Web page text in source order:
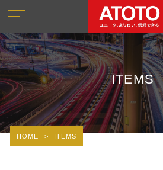
ITEMS
HOME > ITEMS